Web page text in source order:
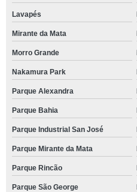
Lavapés
Mirante da Mata
Morro Grande
Nakamura Park
Parque Alexandra
Parque Bahia
Parque Industrial San José
Parque Mirante da Mata
Parque Rincão
Parque São George